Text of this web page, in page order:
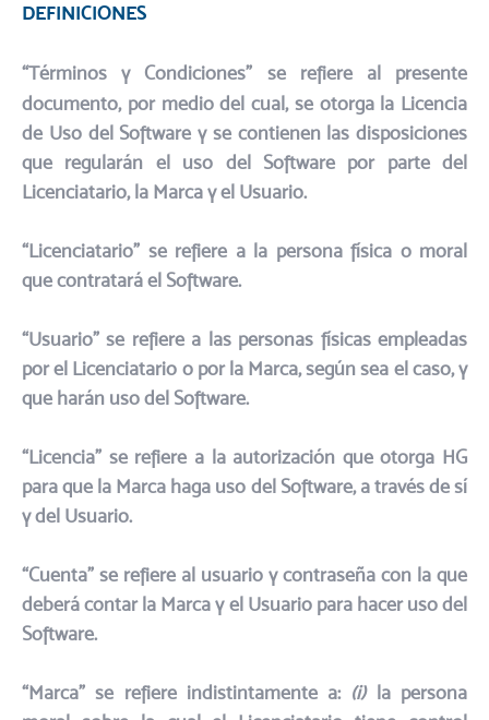
DEFINICIONES
“Términos y Condiciones” se refiere al presente
documento, por medio del cual, se otorga la Licencia
de Uso del Software y se contienen las disposiciones
que regularán el uso del Software por parte del
Licenciatario, la Marca y el Usuario.​
“Licenciatario” se refiere a la persona física o moral
que contratará el Software.
“Usuario” se refiere a las personas físicas empleadas
por el Licenciatario o por la Marca, según sea el caso, y
que harán uso del Software.
​“Licencia” se refiere a la autorización que otorga HG
para que la Marca haga uso del Software, a través de sí
y del Usuario.
“Cuenta” se refiere al usuario y contraseña con la que
deberá contar la Marca y el Usuario para hacer uso del
Software.
“Marca” se refiere indistintamente a: (i)la persona